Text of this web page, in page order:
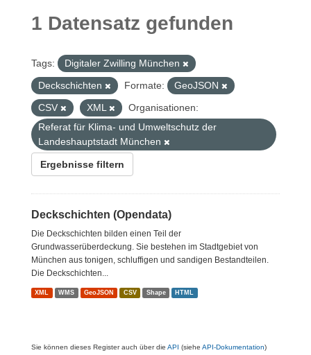
1 Datensatz gefunden
Tags:
Digitaler Zwilling München
Deckschichten
Formate:
GeoJSON
CSV
XML
Organisationen:
Referat für Klima- und Umweltschutz der
Landeshauptstadt München
Ergebnisse filtern
Deckschichten (Opendata)
Die Deckschichten bilden einen Teil der
Grundwasserüberdeckung. Sie bestehen im Stadtgebiet von
München aus tonigen, schluffigen und sandigen Bestandteilen.
Die Deckschichten...
XML WMS GeoJSON CSV Shape HTML
Sie können dieses Register auch über die API (siehe API-Dokumentation)